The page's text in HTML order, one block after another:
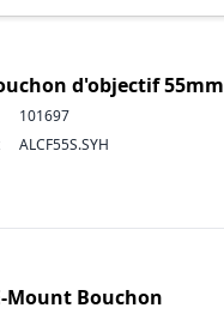
d'objectif 55mm
101697
ALCF55S.SYH
Mount Bouchon